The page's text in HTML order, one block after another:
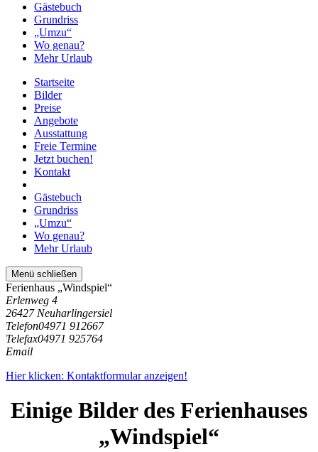
Gästebuch
Grundriss
„Umzu“
Wo genau?
Mehr Urlaub
Startseite
Bilder
Preise
Angebote
Ausstattung
Freie Termine
Jetzt buchen!
Kontakt
Gästebuch
Grundriss
„Umzu“
Wo genau?
Mehr Urlaub
Menü schließen
Ferienhaus „Windspiel“
Erlenweg 4
26427 Neuharlingersiel
Telefon04971 912667
Telefax04971 925764
Email
Hier klicken: Kontaktformular anzeigen!
Einige Bilder des Ferienhauses
„Windspiel“